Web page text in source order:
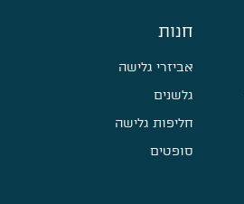
חנות
אביזרי גלישה
גלשנים
חליפות גלישה
סופטים